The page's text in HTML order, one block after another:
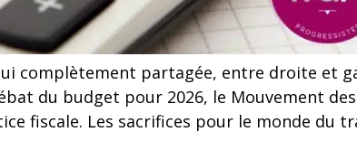
complètement partagée, entre droite et
du budget pour 2026, le Mouvement
fiscale. Les sacrifices pour le monde du